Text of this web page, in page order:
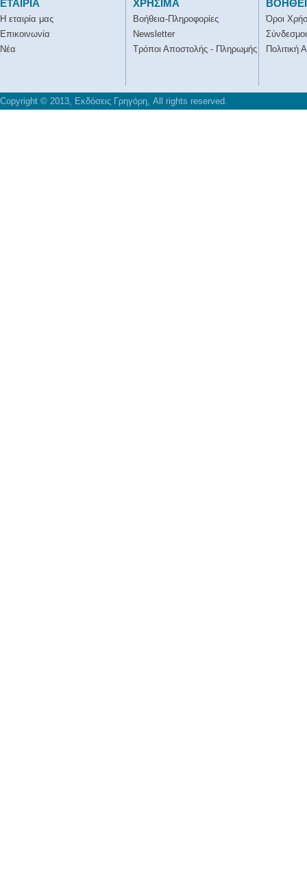
ΕΤΑΙΡΙΑ
Η εταιρία μας
Επικοινωνία
Νέα
ΧΡΗΣΙΜΑ
Βοήθεια-Πληροφορίες
Newsletter
Τρόποι Αποστολής - Πληρωμής
Όροι
Σύνδεσμοι
Πολιτική
Copyright © 2013, Εκδόσεις Γρηγόρη, All rights reserved.